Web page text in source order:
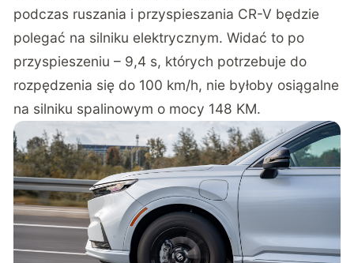
podczas ruszania i przyspieszania CR-V będzie
polegać na silniku elektrycznym. Widać to po
przyspieszeniu – 9,4 s, których potrzebuje do
rozpędzenia się do 100 km/h, nie byłoby osiągalne
na silniku spalinowym o mocy 148 KM.